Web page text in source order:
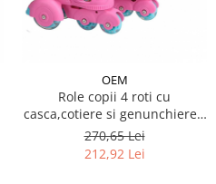
OEM
Role copii 4 roti cu
casca,cotiere si genunchiere -
roz
270,65 Lei
212,92 Lei